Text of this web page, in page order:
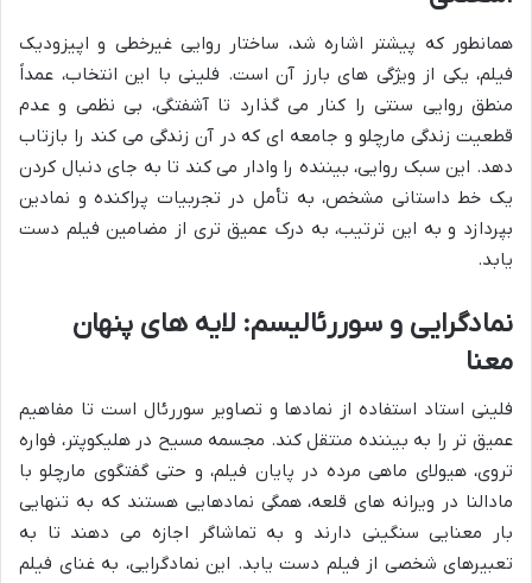
همانطور که پیشتر اشاره شد، ساختار روایی غیرخطی و اپیزودیک
فیلم، یکی از ویژگی های بارز آن است. فلینی با این انتخاب، عمداً
منطق روایی سنتی را کنار می گذارد تا آشفتگی، بی نظمی و عدم
قطعیت زندگی مارچلو و جامعه ای که در آن زندگی می کند را بازتاب
دهد. این سبک روایی، بیننده را وادار می کند تا به جای دنبال کردن
یک خط داستانی مشخص، به تأمل در تجربیات پراکنده و نمادین
بپردازد و به این ترتیب، به درک عمیق تری از مضامین فیلم دست
یابد.
نمادگرایی و سوررئالیسم: لایه های پنهان
معنا
فلینی استاد استفاده از نمادها و تصاویر سوررئال است تا مفاهیم
عمیق تر را به بیننده منتقل کند. مجسمه مسیح در هلیکوپتر، فواره
تروی، هیولای ماهی مرده در پایان فیلم، و حتی گفتگوی مارچلو با
مادالنا در ویرانه های قلعه، همگی نمادهایی هستند که به تنهایی
بار معنایی سنگینی دارند و به تماشاگر اجازه می دهند تا به
تعبیرهای شخصی از فیلم دست یابد. این نمادگرایی، به غنای فیلم